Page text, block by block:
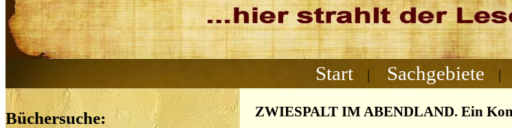
Start | Sachgebiete |
Büchersuche: ZWIESPALT IM ABENDLAND. Ein